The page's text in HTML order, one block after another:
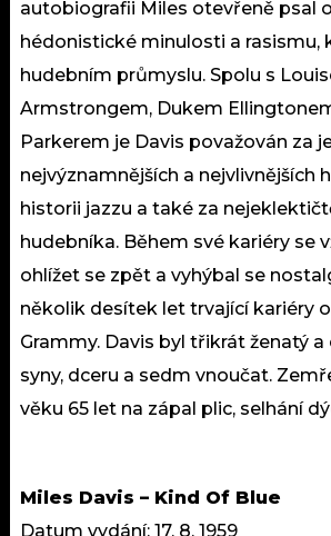
autobiografii Miles otevřeně psal
hédonistické minulosti a rasismu,
hudebním průmyslu. Spolu s
Armstrongem, Dukem
Parkerem je Davis považován za
nejvýznamnějších a nejvlivnějších
historii jazzu a také za
hudebníka. Během své kariéry se
ohlížet se zpět a vyhýbal se
několik desítek let trvající kariéry
Grammy. Davis byl třikrát ženatý
syny, dceru a sedm vnoučat.
věku 65 let na zápal plic, selhání
Miles Davis – Kind Of Blue
Datum vydání: 17. 8. 1959